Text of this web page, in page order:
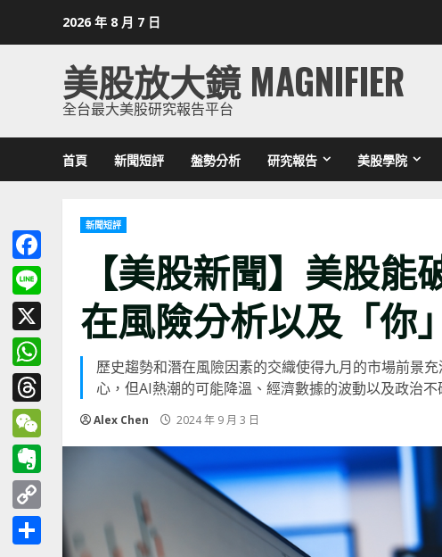
2026 年 8 月 7 日
美股放大鏡 MAGNIFIER
全台最大美股研究報告平台
首頁 新聞短評 盤勢分析 研究報告 美股學院
新聞短評
【美股新聞】美股
在風險分析以及「你
歷史趨勢和潛在風險因素的交織使得九月的市場前景
心，但AI熱潮的可能降溫、經濟數據的波動以及政治
Alex Chen 2024 年 9 月 3 日
Facebook
Line
X
WhatsApp
Threads
WeChat
Evernote
Copy